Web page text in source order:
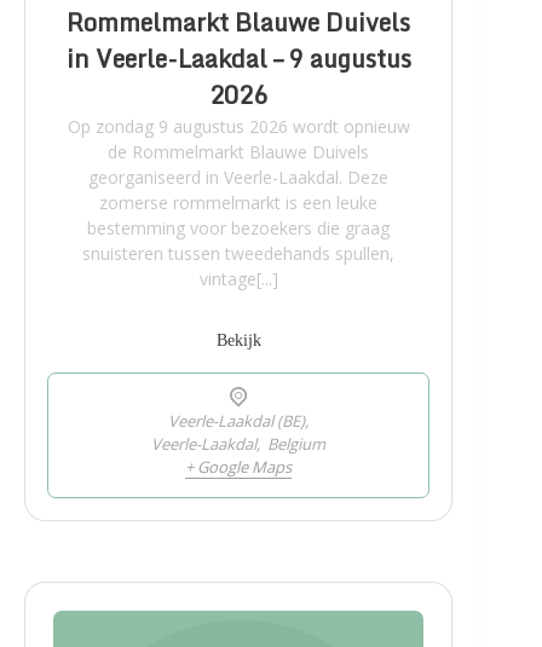
Rommelmarkt Blauwe Duivels
in Veerle-Laakdal – 9 augustus
2026
Op zondag 9 augustus 2026 wordt opnieuw
de Rommelmarkt Blauwe Duivels
georganiseerd in Veerle-Laakdal. Deze
zomerse rommelmarkt is een leuke
bestemming voor bezoekers die graag
snuisteren tussen tweedehands spullen,
vintage[...]
Bekijk
Veerle-Laakdal (BE),
Veerle-Laakdal, Belgium
+ Google Maps